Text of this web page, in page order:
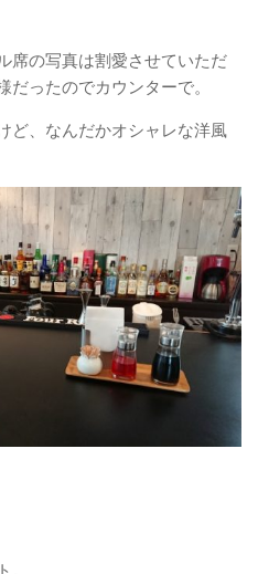
席の写真は割愛させていただ
ったのでカウンターで。
ど、なんだかオシャレな洋風